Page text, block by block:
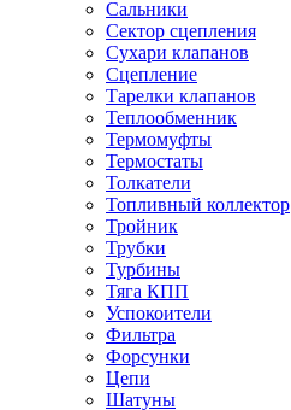
Сальники
Сектор сцепления
Сухари клапанов
Сцепление
Тарелки клапанов
Теплообменник
Термомуфты
Термостаты
Толкатели
Топливный коллектор
Тройник
Трубки
Турбины
Тяга КПП
Успокоители
Фильтра
Форсунки
Цепи
Шатуны